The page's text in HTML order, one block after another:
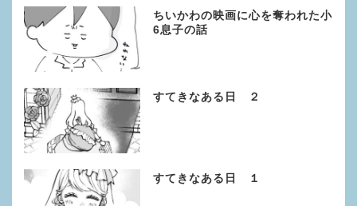
ちいかわの映画に心を奪われた小
6息子の話
すてきなある日 ２
すてきなある日 １